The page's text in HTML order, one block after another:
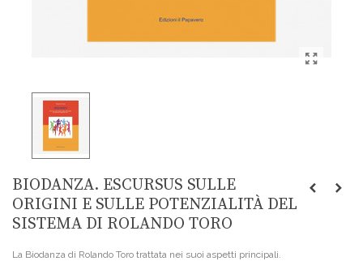
BIODANZA. ESCURSUS SULLE
ORIGINI E SULLE POTENZIALITÀ DEL
SISTEMA DI ROLANDO TORO
La Biodanza di Rolando Toro trattata nei suoi aspetti principali.